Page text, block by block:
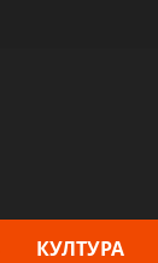
КУЛТУРА